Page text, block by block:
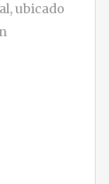
ubicado